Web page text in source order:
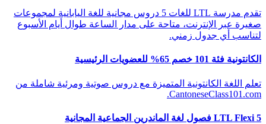
تقدم مدرسة LTL للغات 5 دروس مجانية للغة اليابانية لمجموعات
صغيرة عبر الإنترنت، متاحة على مدار الساعة طوال أيام الأسبوع
لتناسب أي جدول زمني.
الكانتونية فئة 101 خصم 65% للعضويات الرئيسية
تعلم اللغة الكانتونية المتميزة مع دروس صوتية ومرئية شاملة من
CantoneseClass101.com.
LTL Flexi 5 فصول لغة الماندرين الجماعية المجانية